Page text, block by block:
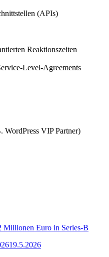
(APIs)
Reaktionszeiten
Level-Agreements
WordPress VIP Partner)
Millionen Euro in Series-B
19.5.2026